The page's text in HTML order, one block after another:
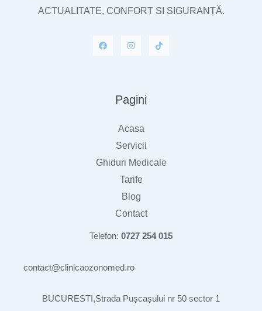
ACTUALITATE, CONFORT SI SIGURANȚĂ.
Pagini
Acasa
Servicii
Ghiduri Medicale
Tarife
Blog
Contact
Telefon: 0727 254 015
contact@clinicaozonomed.ro
BUCURESTI,Strada Pușcașului nr 50 sector 1